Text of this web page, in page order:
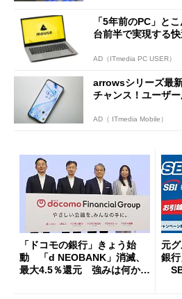
「5年前のPC」と
台前半で実現する
AD（ITmedia PC USER）
arrowsシリーズ最
チャンス！ユーザ
AD（ ITmedia Mobile）
「ドコモの銀行」きょう始
動 「d NEOBANK」消滅、
最大4.5％還元 強みは何か解
元
銀